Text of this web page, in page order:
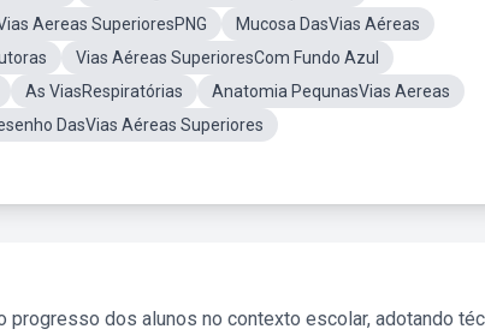
Aereas SuperioresPNG
Mucosa DasVias Aéreas
Vias Aéreas SuperioresCom Fundo Azul
As ViasRespiratórias
Anatomia PequnasVias Aereas
DasVias Aéreas Superiores
progresso dos alunos no contexto escolar, adotando